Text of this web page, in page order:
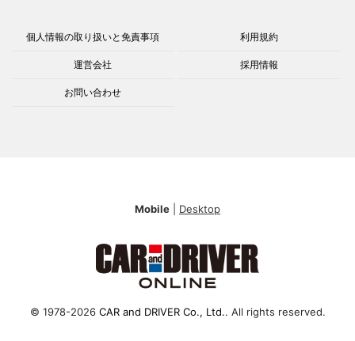
個人情報の取り扱いと免責事項 利用規約
運営会社 採用情報
お問い合わせ
Mobile Desktop
© 1978-2026 CAR and DRIVER Co., Ltd.. All rights reserved.